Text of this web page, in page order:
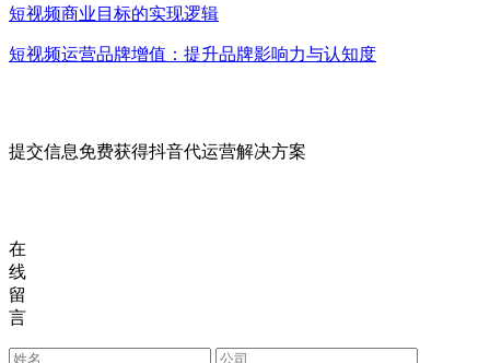
短视频商业目标的实现逻辑
短视频运营品牌增值：提升品牌影响力与认知度
提交信息免费获得抖音代运营解决方案
在
线
留
言